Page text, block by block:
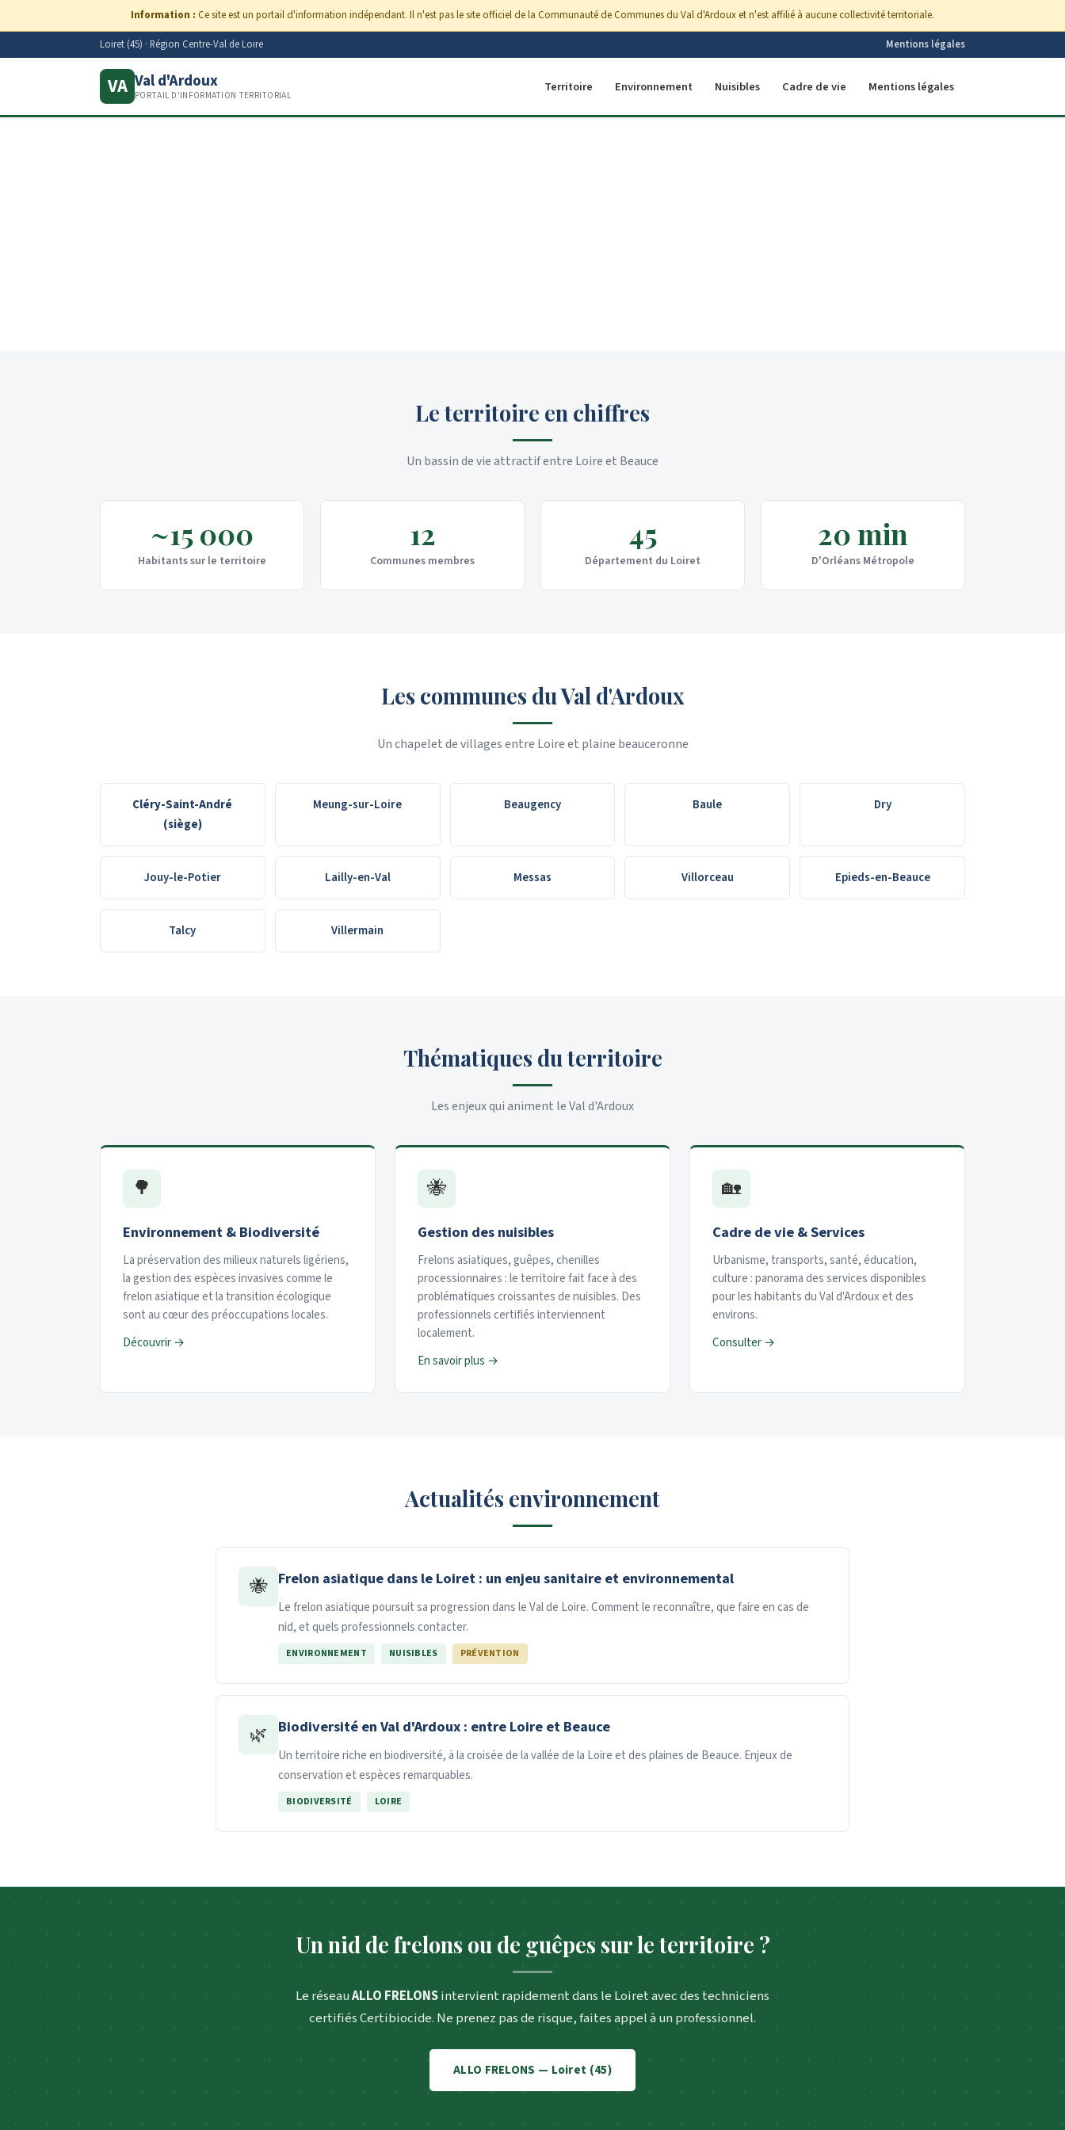
Information : Ce site est un portail d'information indépendant. Il n'est pas le site officiel de la Communauté de Communes du Val d'Ardoux et n'est affilié à aucune collectivité territoriale.
Loiret (45) · Région Centre-Val de Loire Mentions légales
VA Val d'Ardoux
PORTAIL D'INFORMATION TERRITORIAL
Territoire Environnement Nuisibles Cadre de vie Mentions légales
Le territoire en chiffres
Un bassin de vie attractif entre Loire et Beauce
~15 000
Habitants sur le territoire
12
Communes membres
45
Département du Loiret
20 min
D'Orléans Métropole
Les communes du Val d'Ardoux
Un chapelet de villages entre Loire et plaine beauceronne
Cléry-Saint-André
(siège)
Meung-sur-Loire Beaugency Baule Dry
Jouy-le-Potier Lailly-en-Val Messas Villorceau Epieds-en-Beauce
Talcy Villermain
Thématiques du territoire
Les enjeux qui animent le Val d'Ardoux
🌳
Environnement & Biodiversité
La préservation des milieux naturels ligériens,
la gestion des espèces invasives comme le
frelon asiatique et la transition écologique
sont au cœur des préoccupations locales.
Découvrir →
🐝
Gestion des nuisibles
Frelons asiatiques, guêpes, chenilles
processionnaires : le territoire fait face à des
problématiques croissantes de nuisibles. Des
professionnels certifiés interviennent
localement.
En savoir plus →
🏡
Cadre de vie & Services
Urbanisme, transports, santé, éducation,
culture : panorama des services disponibles
pour les habitants du Val d'Ardoux et des
environs.
Consulter →
Actualités environnement
🐝 Frelon asiatique dans le Loiret : un enjeu sanitaire et environnemental
Le frelon asiatique poursuit sa progression dans le Val de Loire. Comment le reconnaître, que faire en cas de
nid, et quels professionnels contacter.
ENVIRONNEMENT NUISIBLES PRÉVENTION
🌿 Biodiversité en Val d'Ardoux : entre Loire et Beauce
Un territoire riche en biodiversité, à la croisée de la vallée de la Loire et des plaines de Beauce. Enjeux de
conservation et espèces remarquables.
BIODIVERSITÉ LOIRE
Un nid de frelons ou de guêpes sur le territoire ?
Le réseauALLO FRELONSintervient rapidement dans le Loiret avec des techniciens
certifiés Certibiocide. Ne prenez pas de risque, faites appel à un professionnel.
ALLO FRELONS — Loiret (45)